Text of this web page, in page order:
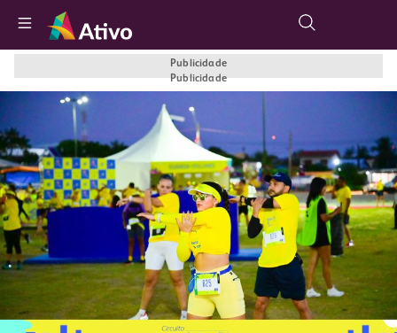
Botão buscar
Publicidade
Publicidade